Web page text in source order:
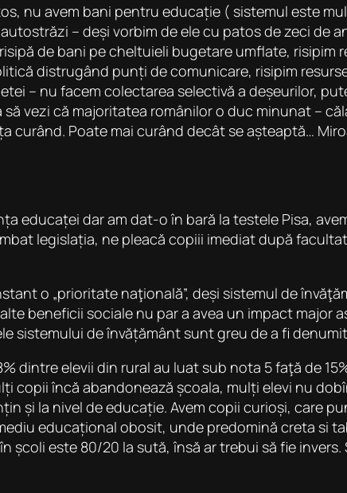
nu avem bani pentru educație ( sistemul este
– deși vorbim de ele cu patos de zeci de
de bani pe cheltuieli bugetare umflate, risipim
distrugând punți de comunicare, risipim
– nu facem colectarea selectivă a deșeurilor,
vezi că majoritatea românilor o duc minunat –
curând. Poate mai curând decât se așteaptă…
educaței dar am dat-o în bară la testele Pisa,
legislația, ne pleacă copiii imediat după
o „prioritate naţională”, deși sistemul de
beneficii sociale nu par a avea un impact major
sistemului de învățământ sunt greu de a fi
dintre elevii din rural au luat sub nota 5 faţă de
copii încă abandonează școala, mulți elevi nu
și la nivel de educație. Avem copii curioși, care
educațional obosit, unde predomină creta si
este 80/20 la sută, însă ar trebui să fie